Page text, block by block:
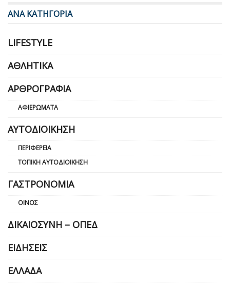
ΑΝΑ ΚΑΤΗΓΟΡΙΑ
LIFESTYLE
ΑΘΛΗΤΙΚΆ
ΑΡΘΡΟΓΡΑΦΊΑ
ΑΦΙΕΡΏΜΑΤΑ
ΑΥΤΟΔΙΟΊΚΗΣΗ
ΠΕΡΙΦΈΡΕΙΑ
ΤΟΠΙΚΉ ΑΥΤΟΔΙΟΊΚΗΣΗ
ΓΑΣΤΡΟΝΟΜΊΑ
ΟΊΝΟΣ
ΔΙΚΑΙΟΣΎΝΗ – ΟΠΕΔ
ΕΙΔΉΣΕΙΣ
ΕΛΛΆΔΑ